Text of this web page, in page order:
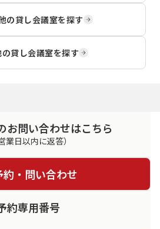
の貸し会議室を探す
の貸し会議室を探す
お問い合わせはこちら
業日以内に返答）
約・問い合わせ
約専用番号